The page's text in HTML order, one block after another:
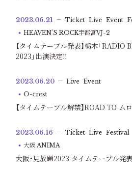
2023.06.21 Ticket Live Event
HEAVEN'S ROCK宇都宮VJ-2
【タイムテーブル発表】栃木「RADIO
2023」出演決定‼
2023.06.20 Live Event
O-crest
【タイムテーブル解禁】ROAD TO ム
2023.06.16 Ticket Live Festival
大阪 ANIMA
大阪・見放題2023 タイムテーブル発表